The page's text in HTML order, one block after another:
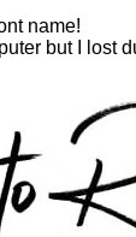
name!
but I lost